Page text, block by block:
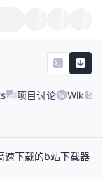
项目讨论 Wiki
速下载的b站下载器